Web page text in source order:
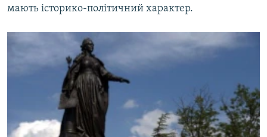
мають історико-політичний характер.